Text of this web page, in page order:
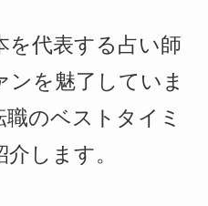
を代表する占い師
ンを魅了していま
のベストタイミ
します。